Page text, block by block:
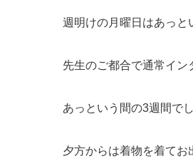
週明けの月曜日はあっと
先生のご都合で通常イン
あっという間の3週間でし
夕方からは着物を着てお